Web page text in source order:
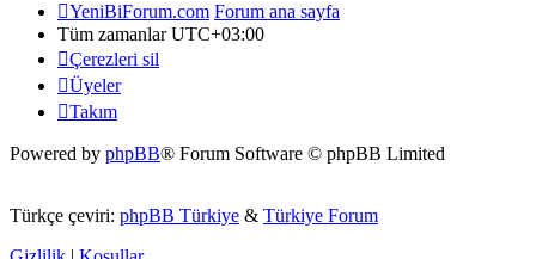
YeniBiForum.com Forum ana sayfa
Tüm zamanlarUTC+03:00
Çerezleri sil
Üyeler
Takım
Powered by phpBB® Forum Software © phpBB Limited
Türkçe çeviri: phpBB Türkiye & Türkiye Forum